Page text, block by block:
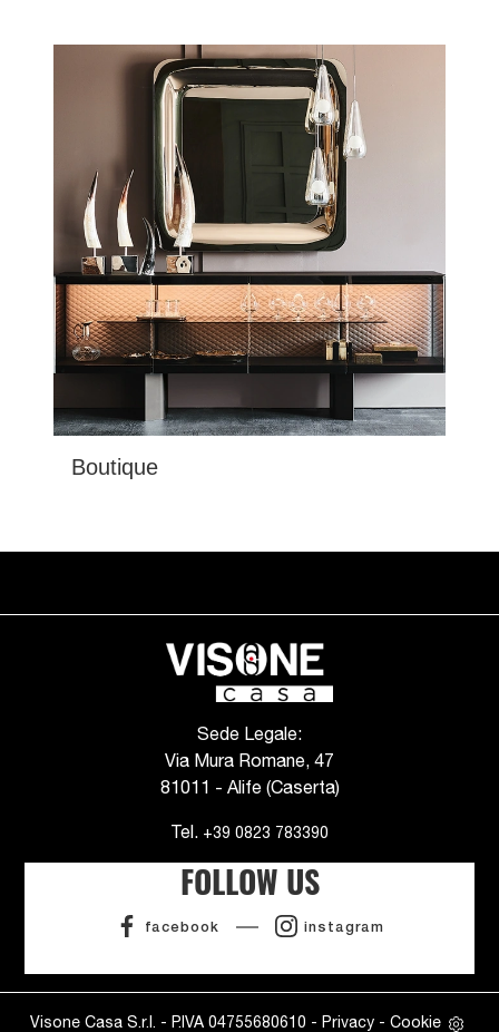
Boutique
Sede Legale:
Via Mura Romane, 47
81011 - Alife (Caserta)
Tel. +39 0823 783390
FOLLOW US
facebook instagram
Visone Casa S.r.l. - P.IVA 04755680610 - Privacy - Cookie